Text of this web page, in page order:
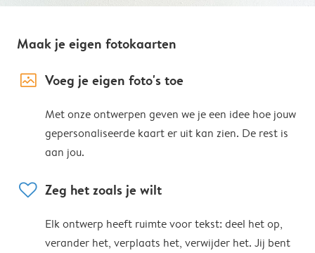
Maak je eigen fotokaarten
image_placeholder Voeg je eigen foto's toe
Met onze ontwerpen geven we je een idee hoe jouw
gepersonaliseerde kaart er uit kan zien. De rest is
aan jou.
heart Zeg het zoals je wilt
Elk ontwerp heeft ruimte voor tekst: deel het op,
verander het, verplaats het, verwijder het. Jij bent